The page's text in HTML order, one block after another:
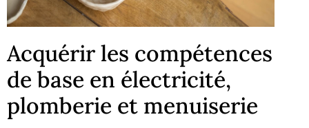
Acquérir les compétences
de base en électricité,
plomberie et menuiserie